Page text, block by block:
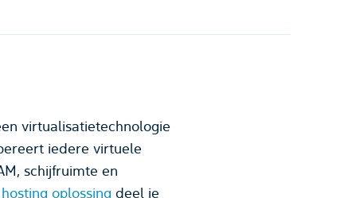
oplossing deel je